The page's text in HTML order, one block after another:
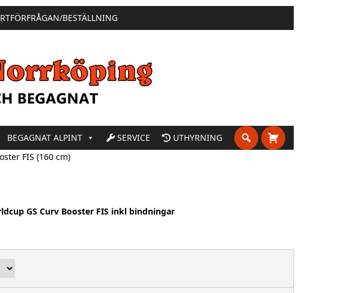
BESTÄLLNING
BEGAGNAT ALPINT SERVICE
UTHYRNING
FIS (160 cm)
GS Curv Booster FIS inkl bindningar